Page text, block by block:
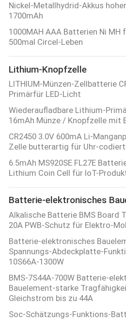
Nickel-Metallhydrid-Akkus
1700mAh
1000MAH AAA Batterien Ni MH
500mal Circel-Leben
Lithium-Knopfzelle
LITHIUM-Münzen-Zellbatterie
Primärfür LED-Licht
Wiederaufladbare Lithium-
16mAh Münze / Knopfzelle mit
CR2450 3.0V 600mA Li-
Zelle butterartig für Uhr-
6.5mAh MS920SE FL27E
Lithium Coin Cell für IoT-
Batterie-elektronisches
Alkalische Batterie BMS Board
20A PWB-Schutz für Elektro-
Batterie-elektronisches
Spannungs-Abdeckplatte-
10S66A-1300W
BMS-7S44A-700W Batterie-
Bauelement-starke
Gleichstrom bis zu 44A
Soc-Schätzungs-Funktions-